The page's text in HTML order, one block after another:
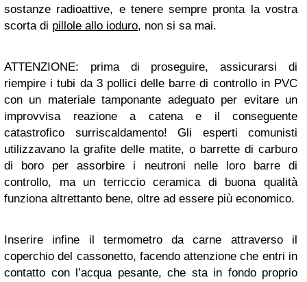
sostanze radioattive, e tenere sempre pronta la vostra
scorta di pillole allo ioduro, non si sa mai.
ATTENZIONE: prima di proseguire, assicurarsi di
riempire i tubi da 3 pollici delle barre di controllo in PVC
con un materiale tamponante adeguato per evitare un
improvvisa reazione a catena e il conseguente
catastrofico surriscaldamento! Gli esperti comunisti
utilizzavano la grafite delle matite, o barrette di carburo
di boro per assorbire i neutroni nelle loro barre di
controllo, ma un terriccio ceramica di buona qualità
funziona altrettanto bene, oltre ad essere più economico.
Inserire infine il termometro da carne attraverso il
coperchio del cassonetto, facendo attenzione che entri in
contatto con l’acqua pesante, che sta in fondo proprio